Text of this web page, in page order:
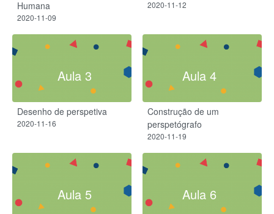
Humana
2020-11-09
2020-11-12
Aula 3
Desenho de perspetiva
2020-11-16
Aula 4
Construção de um
perspetógrafo
2020-11-19
Aula 5 Aula 6